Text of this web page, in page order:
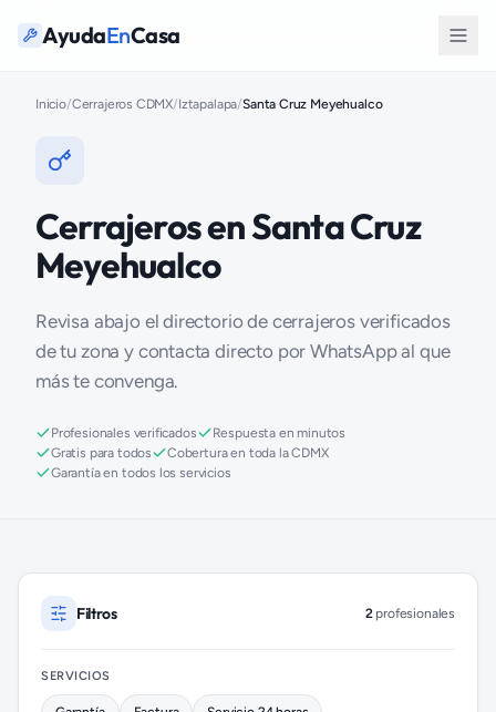
AyudaEnCasa
Inicio/Cerrajeros CDMX/Iztapalapa/Santa Cruz Meyehualco
Cerrajeros en Santa Cruz
Meyehualco
Revisa abajo el directorio de cerrajeros verificados
de tu zona y contacta directo por WhatsApp al que
más te convenga.
Profesionales verificados
Respuesta en minutos
Gratis para todos
Cobertura en toda la CDMX
Garantía en todos los servicios
Cerrajeros disponibles en Iztapalapa (colonia Santa Cruz
Filtros 2 profesionales
SERVICIOS